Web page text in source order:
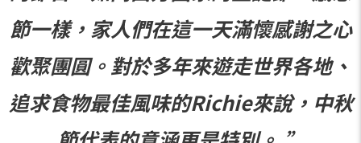
節一樣，家人們在這一天滿懷感謝之心
歡聚團圓。對於多年來遊走世界各地、
追求食物最佳風味的Richie來說，中秋